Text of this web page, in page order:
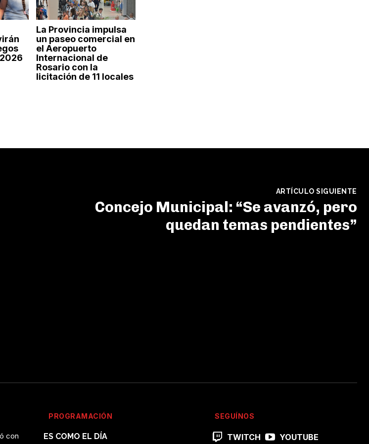
La Provincia impulsa
un paseo comercial en
el Aeropuerto
Internacional de
Rosario con la
licitación de 11 locales
ARTÍCULO SIGUIENTE
Concejo Municipal: “Se avanzó, pero
quedan temas pendientes”
con
PROGRAMACIÓN
ES COMO EL DÍA
SEGUÍNOS
TWITCH YOUTUBE